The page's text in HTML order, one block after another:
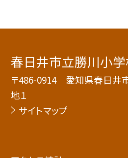
春日井市立勝川小
〒486-0914 愛知県春日井
地１
サイトマップ